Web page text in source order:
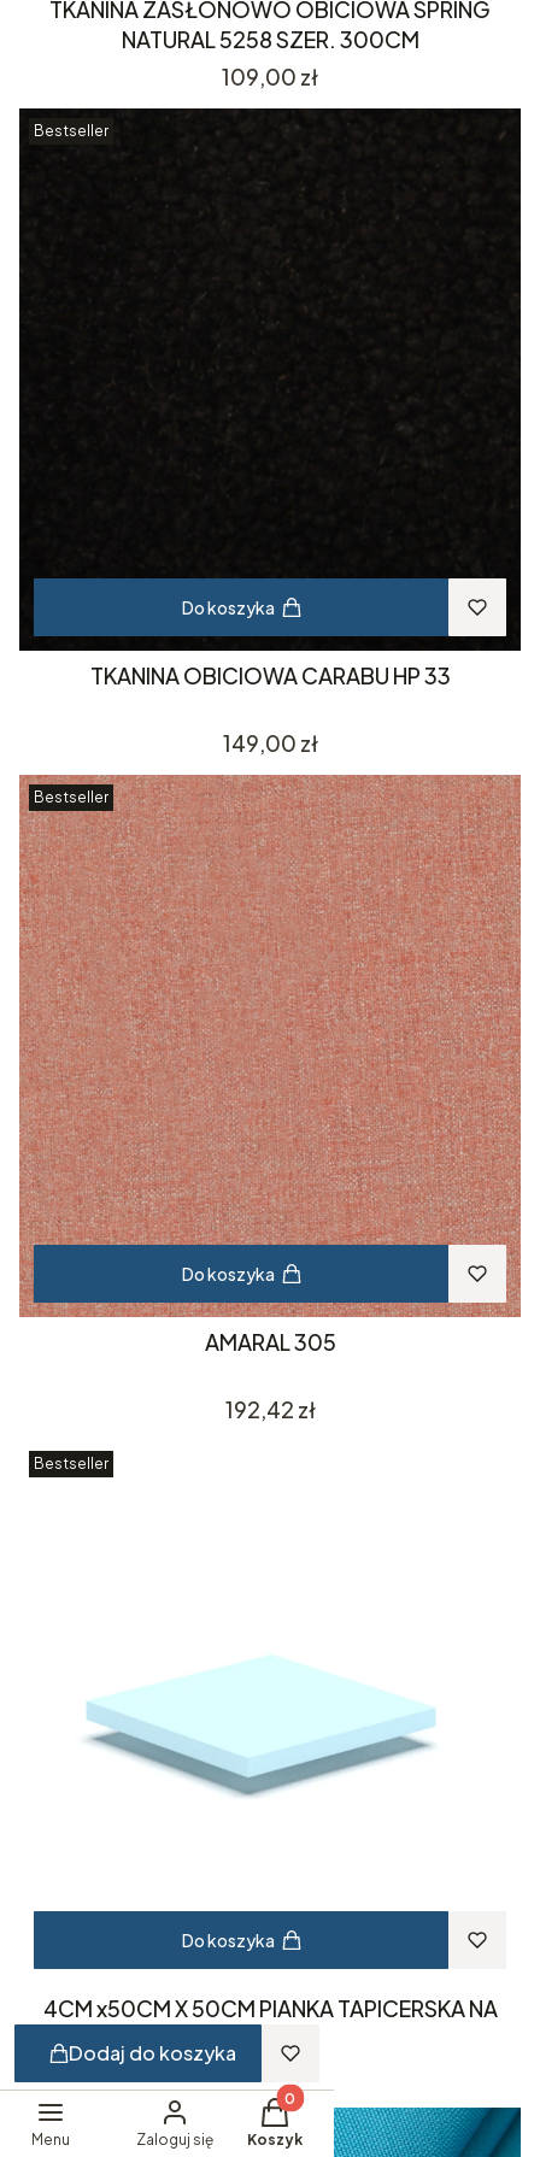
TKANINA ZASŁONOWO OBICIOWA SPRING
NATURAL 5258 SZER. 300CM
Cena
109,00 zł
Bestseller
Do koszyka
TKANINA OBICIOWA CARABU HP 33
Cena
149,00 zł
Bestseller
Do koszyka
AMARAL 305
Cena
192,42 zł
Bestseller
Do koszyka
4CM x50CM X 50CM PIANKA TAPICERSKA NA
KRZESŁA
Cena
19,23 zł
Bestseller
Dodaj do koszyka
Menu Zaloguj się
Produkty w koszyku: 0. Zobacz
Koszyk